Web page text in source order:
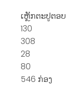
ເຫຼັກຕະປູຕອ
130
308
28
80
546 ກ່ອງ